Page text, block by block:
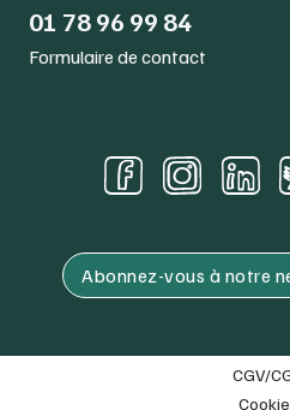
01 78 96 99 84
Formulaire de contact
Abonnez-vous à notre
CGV/